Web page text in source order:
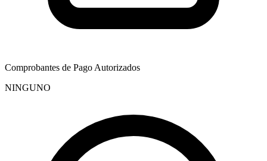
Comprobantes de Pago Autorizados
NINGUNO